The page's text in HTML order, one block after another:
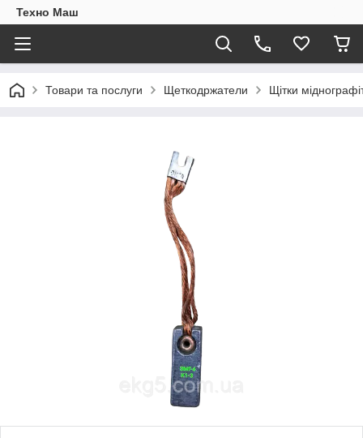
Техно Маш
Товари та послуги Щеткодржатели Щітки